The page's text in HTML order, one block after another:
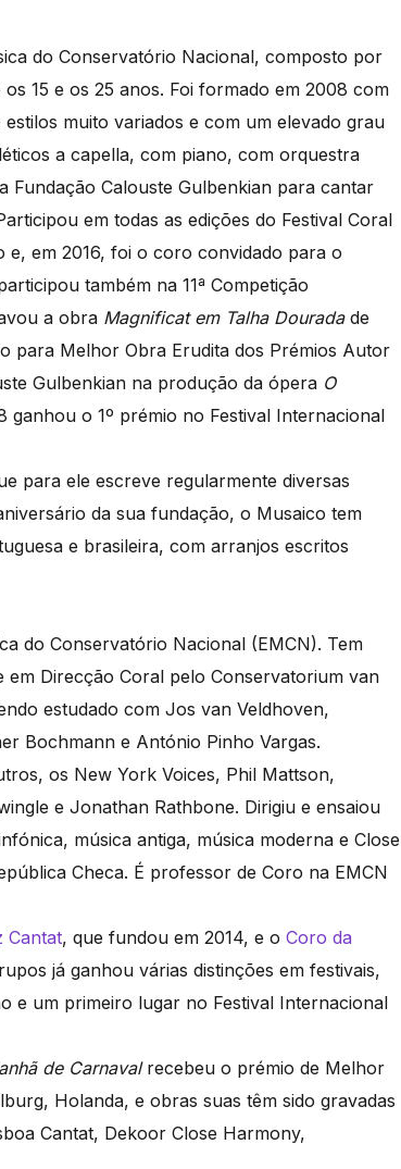
do Conservatório Nacional, composto por
15 e os 25 anos. Foi formado em 2008 com
muito variados e com um elevado grau
a capella, com piano, com orquestra
Fundação Calouste Gulbenkian para cantar
em todas as edições do Festival Coral
e, em 2016, foi o coro convidado para o
também na 11ª Competição
a obra Magnificat em Talha Douradade
para Melhor Obra Erudita dos Prémios Autor
Gulbenkian na produção da ópera O
ganhou o 1º prémio no Festival Internacional
para ele escreve regularmente diversas
da sua fundação, o Musaico tem
e brasileira, com arranjos escritos
do Conservatório Nacional (EMCN). Tem
Direcção Coral pelo Conservatorium van
estudado com Jos van Veldhoven,
Bochmann e António Pinho Vargas.
os New York Voices, Phil Mattson,
e Jonathan Rathbone. Dirigiu e ensaiou
música antiga, música moderna e Close
Checa. É professor de Coro na EMCN
Cantat, que fundou em 2014, e o Coro da
já ganhou várias distinções em festivais,
e um primeiro lugar no Festival Internacional
de Carnavalrecebeu o prémio de Melhor
Holanda, e obras suas têm sido gravadas
Cantat, Dekoor Close Harmony,